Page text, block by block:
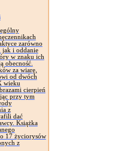
zarówno
jak i oddanie
w znaku ich
obecność.
za wiarę,
od dwóch
wieku
cierpień
przy tym
z
dać
Książka
17 życiorysów
z